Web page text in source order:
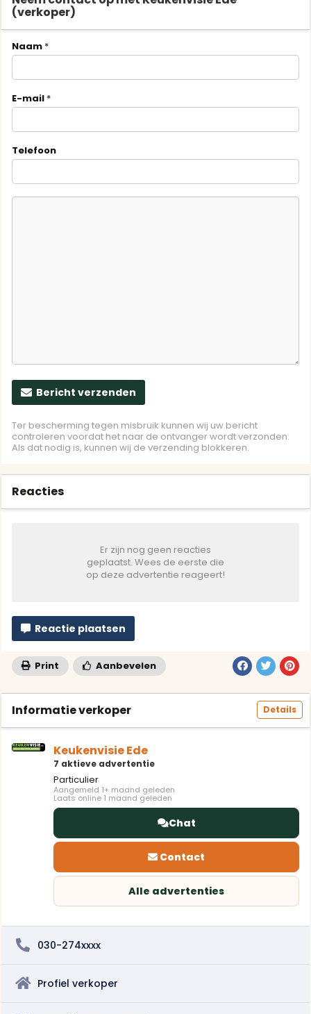
(verkoper)
Naam *
E-mail *
Telefoon
Bericht verzenden
Ter bescherming tegen misbruik kunnen wij uw bericht
controleren voordat het naar de ontvanger wordt verzonden.
Als dat nodig is, kunnen wij de verzending blokkeren.
Reacties
Er zijn nog geen reacties
geplaatst. Wees de eerste die
op deze advertentie reageert!
Reactie plaatsen
Print Aanbevelen
Informatie verkoper Details
Keukenvisie Ede
7 aktieve advertentie
Particulier
Aangemeld 1+ maand geleden
Laats online 1 maand geleden
Chat
Contact
Alle advertenties
030-274xxxx
Profiel verkoper